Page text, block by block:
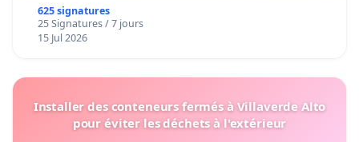
625 signatures
25 Signatures / 7 jours
15 Jul 2026
Installer des conteneurs fermés à Villaverde Alto
pour éviter les déchets à l'extérieur